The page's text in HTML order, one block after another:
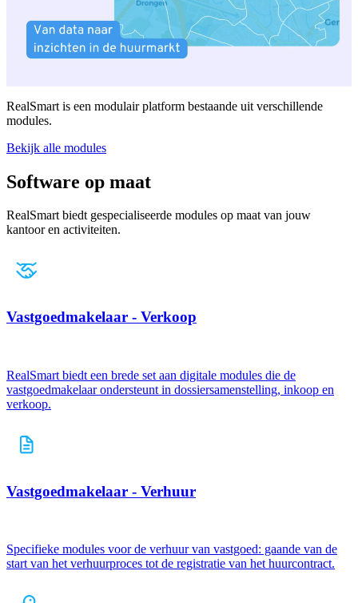
RealSmart is een modulair platform bestaande uit verschillende
modules.
Bekijk alle modules
Software op maat
RealSmart biedt gespecialiseerde modules op maat van jouw
kantoor en activiteiten.
Vastgoedmakelaar - Verkoop
RealSmart biedt een brede set aan digitale modules die de
vastgoedmakelaar ondersteunt in dossiersamenstelling, inkoop en
verkoop.
Vastgoedmakelaar - Verhuur
Specifieke modules voor de verhuur van vastgoed: gaande van de
start van het verhuurproces tot de registratie van het huurcontract.